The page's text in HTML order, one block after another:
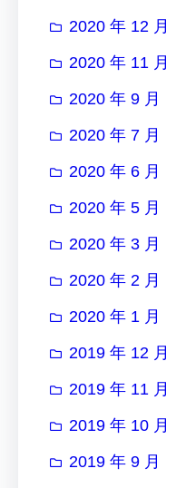
2020 年 12 月
2020 年 11 月
2020 年 9 月
2020 年 7 月
2020 年 6 月
2020 年 5 月
2020 年 3 月
2020 年 2 月
2020 年 1 月
2019 年 12 月
2019 年 11 月
2019 年 10 月
2019 年 9 月